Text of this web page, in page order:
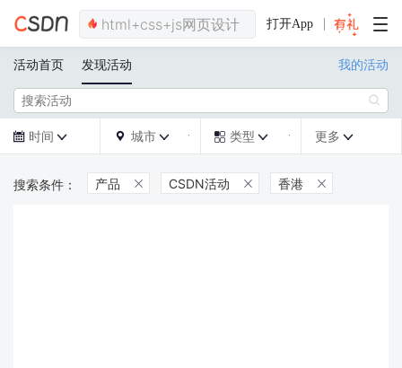
打开App
活动首页 发现活动 我的活动

 时间   城市   类型  更多 
产品  CSDN活动  香港 